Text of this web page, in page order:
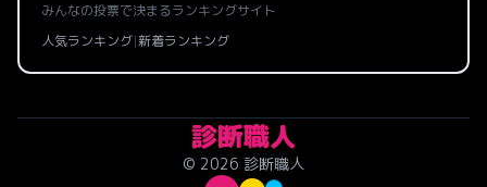
みんなの投票で決まるランキングサイト
人気ランキング|新着ランキング
診断職人
© 2026 診断職人